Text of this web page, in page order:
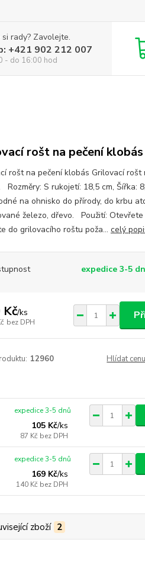
rady? Zavolejte.
+421 902 212 007
- do 16:00 hod
rošt na pečení klobás
rošt na pečení klobás Grilovací
Rozměry: S rukojetí: 18,5 cm, Šířka:
na ohnisko do přírody, do krbu
železo, dřevo. Použití: Otevřete
do grilovacího roštu poža... celý
expedice 3-5
Kč/ks
bez DPH
12960 Hlídat
105 Kč/ks
87 Kč bez DPH
expedice 3-5 dnů
169 Kč/ks
140 Kč bez DPH
expedice 3-5 dnů
zboží 2